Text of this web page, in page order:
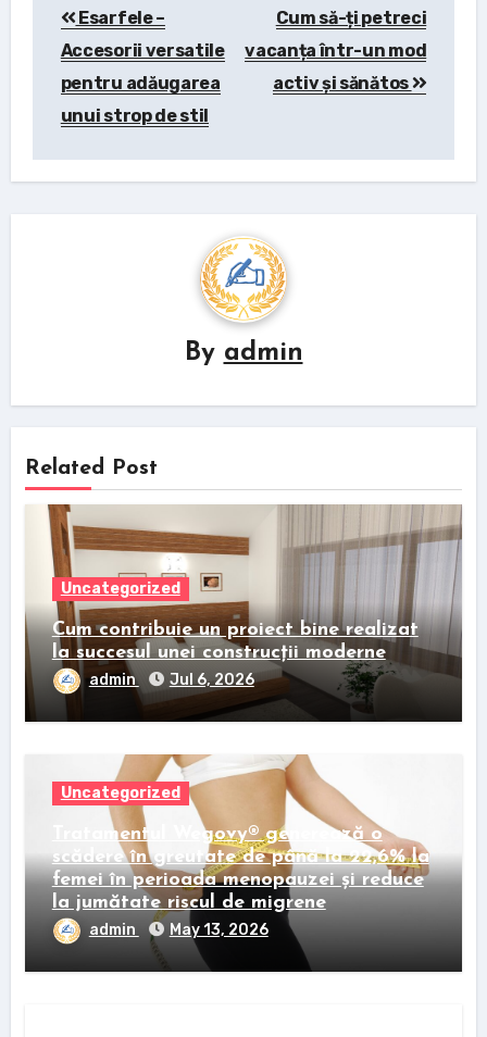
navigation
Esarfele –
Accesorii versatile
pentru adăugarea
unui strop de stil
Cum să-ți petreci
vacanța într-un mod
activ și sănătos
By admin
Related Post
Uncategorized
Cum contribuie un proiect bine realizat
la succesul unei construcții moderne
admin Jul 6, 2026
Uncategorized
Tratamentul Wegovy® generează o
scădere în greutate de până la 22,6% la
femei în perioada menopauzei și reduce
la jumătate riscul de migrene
admin May 13, 2026